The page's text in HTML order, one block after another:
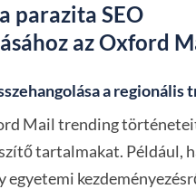
parazita SEO
az Oxford
a regionális
Mail trending
tartalmakat. Például,
egyetemi